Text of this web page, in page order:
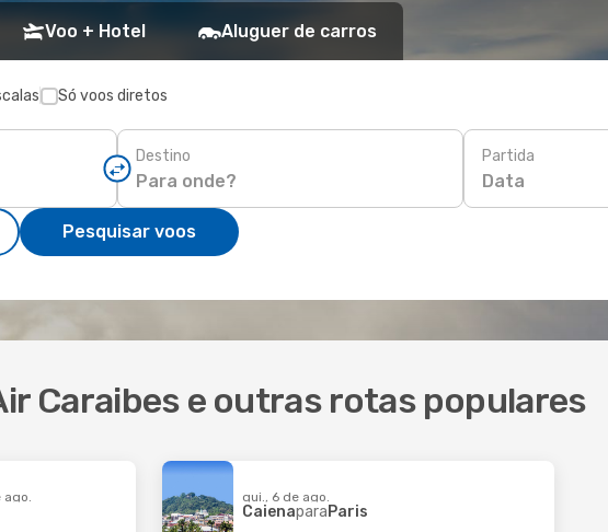
Voo + Hotel Aluguer de carros
Só voos diretos
Destino Partida
Data
Pesquisar voos
Caraibes e outras rotas populares
qui., 6 de ago.
CaienaparaParis